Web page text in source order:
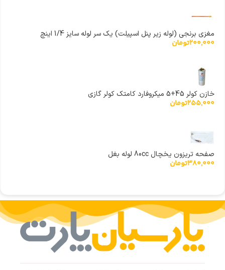
مغزی برنجی (لوله زیر پنل اسپیلت) یک سر لوله سایز 1/4 اینچ
200,000تومان
خازن کولر 45+5 میکروفارد کامتک کولر گازی
255,000تومان
صفحه تریزون یخچال 80cc لوله بغل
380,000تومان